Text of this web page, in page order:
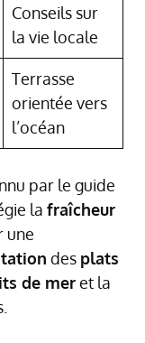
Conseils sur
la vie locale
Terrasse
orientée vers
l’océan
par le guide
la fraîcheur
une
des plats
de meret la